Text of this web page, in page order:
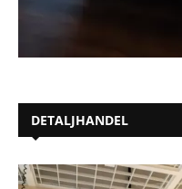
DETALJHANDEL